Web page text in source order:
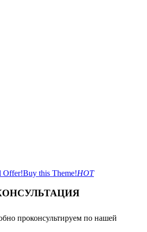
Offer!Buy this Theme!HOT
проконсультируем по нашей